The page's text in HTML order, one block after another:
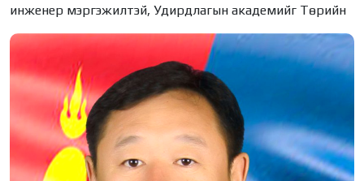
инженер мэргэжилтэй, Удирдлагын академийг Төрийн